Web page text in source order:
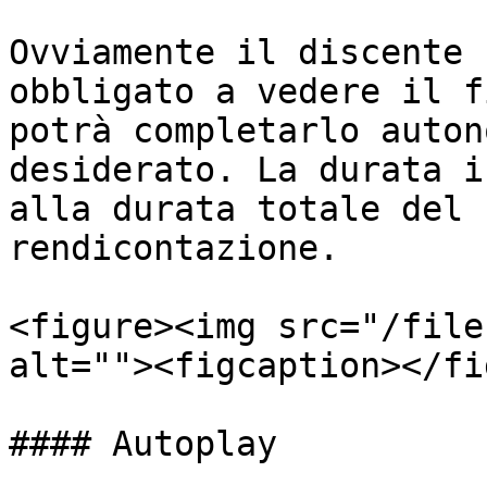
Ovviamente il discente
obbligato a vedere il
potrà completarlo
desiderato. La durata
alla durata totale del
rendicontazione.
<figure><img src="/
alt=""><figcaption></
#### Autoplay